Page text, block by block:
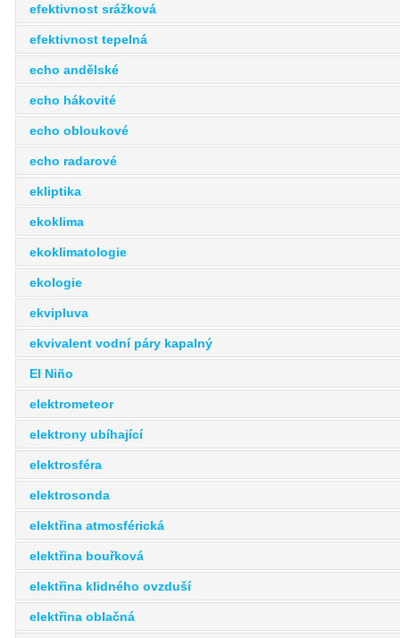
efektivnost srážková
efektivnost tepelná
echo andělské
echo hákovité
echo obloukové
echo radarové
ekliptika
ekoklima
ekoklimatologie
ekologie
ekvipluva
ekvivalent vodní páry kapalný
El Niño
elektrometeor
elektrony ubíhající
elektrosféra
elektrosonda
elektřina atmosférická
elektřina bouřková
elektřina klidného ovzduší
elektřina oblačná